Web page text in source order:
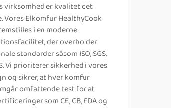
virksomhed er kvalitet det
Vores Elkomfur HealthyCook
i en moderne
der overholder
standarder såsom ISO, SGS,
Vi prioriterer sikkerhed i vores
og sikrer, at hver komfur
omfattende test for at
som CE, CB, FDA og